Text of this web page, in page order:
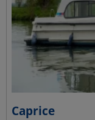
Caprice